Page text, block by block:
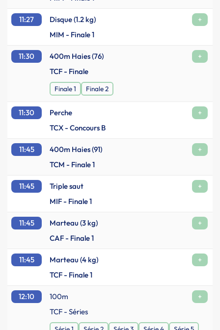
11:27 Disque (1.2 kg)
+
MIM - Finale 1
11:30 400m Haies (76)
+
TCF - Finale
Finale 1 Finale 2
11:30 Perche
+
TCX - Concours B
11:45 400m Haies (91)
+
TCM - Finale 1
11:45 Triple saut
+
MIF - Finale 1
11:45 Marteau (3 kg)
+
CAF - Finale 1
11:45 Marteau (4 kg)
+
TCF - Finale 1
12:10 100m
+
TCF - Séries